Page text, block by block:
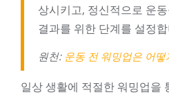
상시키고, 정신적으로 운
결과를 위한 단계를 설정
원천: 운동 전 워밍업은 어떻
일상 생활에 적절한 워밍업을